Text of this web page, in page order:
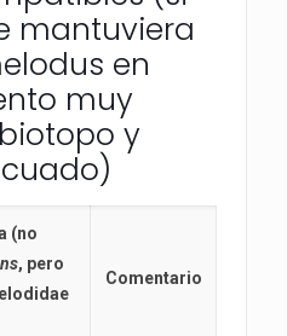
mantuviera
en
muy
y
(no
, pero
Comentario